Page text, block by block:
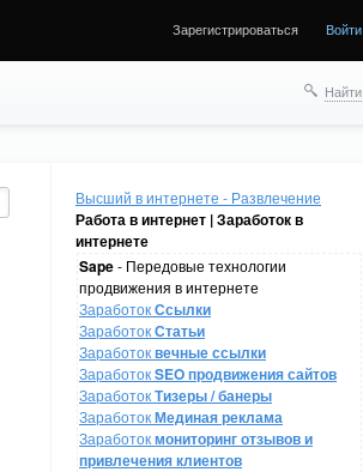
Зарегистрироваться Войти
Найти
Высший в интернете - Развлечение
Работа в интернет | Заработок в
интернете
Sape- Передовые технологии
продвижения в интернете
ЗаработокСсылки
ЗаработокСтатьи
Заработоквечные ссылки
ЗаработокSEO продвижения сайтов
ЗаработокТизеры / банеры
ЗаработокМединая реклама
Заработокмониторинг отзывов и
привлечения клиентов